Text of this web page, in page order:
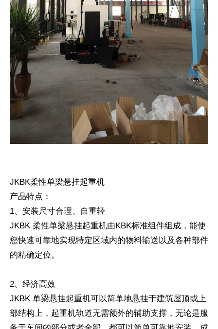
JKBK柔性单梁悬挂起重机
产品特点：
1、安装尺寸合理、自重轻
JKBK 柔性单梁悬挂起重机由KBK标准组件组成，能使
您快速可靠地实现特定区域内的物料输送以及各种部件
的精确定位。
2、经济高效
JKBK 单梁悬挂起重机可以简单地悬挂于建筑屋顶或上
部结构上，起重机轨道无需额外的辅助支撑，无论是服